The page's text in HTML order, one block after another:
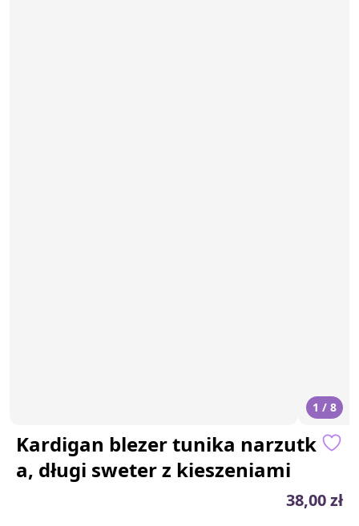
1 / 8
Kardigan blezer tunika narzutk
a, długi sweter z kieszeniami
38,00 zł